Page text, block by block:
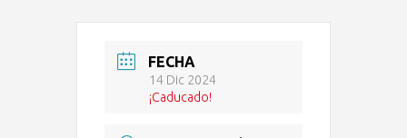
FECHA
14 Dic 2024
¡Caducado!